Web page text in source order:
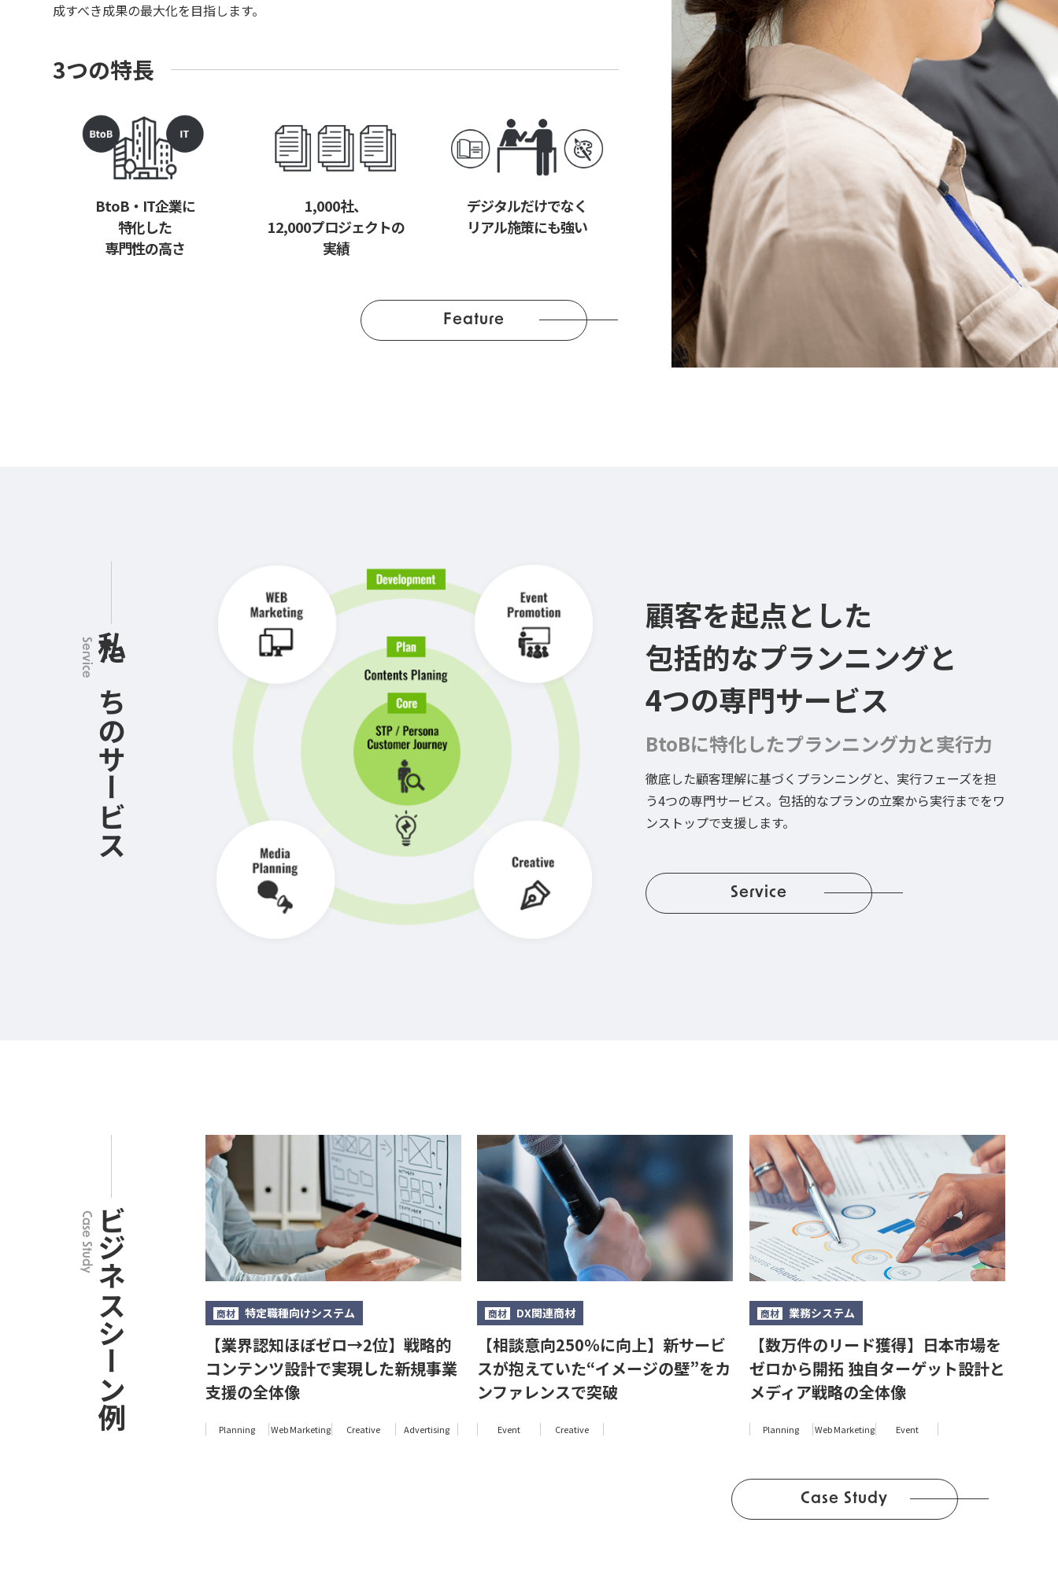
成すべき成果の最大化を目指します。
3つの特長
BtoB・IT企業に
特化した
専門性の高さ
1,000社、
12,000プロジェクトの
実績
デジタルだけでなく
リアル施策にも強い
Feature
私たちのサービス
Service
顧客を起点とした
包括的なプランニングと
4つの専門サービス
BtoBに特化したプランニング力と実行力
徹底した顧客理解に基づくプランニングと、実行フェーズを担
う4つの専門サービス。包括的なプランの立案から実行までをワ
ンストップで支援します。
Service
ビジネスシーン例
Case Study
商材 特定職種向けシステム
【業界認知ほぼゼロ→2位】戦略的
コンテンツ設計で実現した新規事業
支援の全体像
Planning Web Marketing Creative Advertising
商材 DX関連商材
【相談意向250％に向上】新サービ
スが抱えていた“イメージの壁”をカ
ンファレンスで突破
Event Creative
商材 業務システム
【数万件のリード獲得】日本市場を
ゼロから開拓 独自ターゲット設計と
メディア戦略の全体像
Planning Web Marketing Event
Case Study